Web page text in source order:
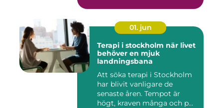
01. jun
Terapi i stockholm när livet
behöver en mjuk
landningsbana
Att söka terapi i Stockholm
har blivit vanligare de
senaste åren. Tempot är
högt, kraven många och p...